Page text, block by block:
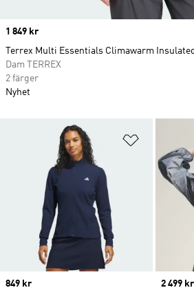
Lägg till
Price
849 kr
Price
2 499 kr
Price
1 849 kr
Terrex Multi Essentials Climawarm
Dam TERREX
2 färger
Nyhet